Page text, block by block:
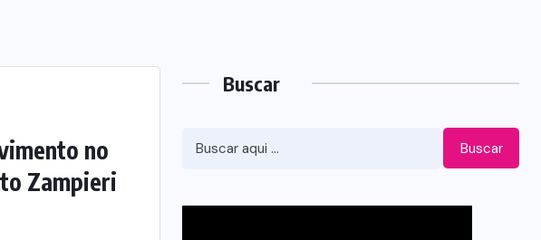
no
Zampieri
Buscar
Buscar